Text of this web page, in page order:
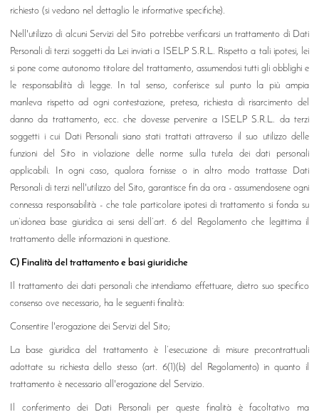
richiesto (si vedano nel dettaglio le informative specifiche).
Nell'utilizzo di alcuni Servizi del Sito potrebbe verificarsi un trattamento di Dati
Personali di terzi soggetti da Lei inviati a ISELP S.R.L. Rispetto a tali ipotesi, lei
si pone come autonomo titolare del trattamento, assumendosi tutti gli obblighi e
le responsabilità di legge. In tal senso, conferisce sul punto la più ampia
manleva rispetto ad ogni contestazione, pretesa, richiesta di risarcimento del
danno da trattamento, ecc. che dovesse pervenire a ISELP S.R.L. da terzi
soggetti i cui Dati Personali siano stati trattati attraverso il suo utilizzo delle
funzioni del Sito in violazione delle norme sulla tutela dei dati personali
applicabili. In ogni caso, qualora fornisse o in altro modo trattasse Dati
Personali di terzi nell'utilizzo del Sito, garantisce fin da ora - assumendosene ogni
connessa responsabilità - che tale particolare ipotesi di trattamento si fonda su
un’idonea base giuridica ai sensi dell’art. 6 del Regolamento che legittima il
trattamento delle informazioni in questione.
C) Finalità del trattamento e basi giuridiche
Il trattamento dei dati personali che intendiamo effettuare, dietro suo specifico
consenso ove necessario, ha le seguenti finalità:
Consentire l'erogazione dei Servizi del Sito;
La base giuridica del trattamento è l’esecuzione di misure precontrattuali
adottate su richiesta dello stesso (art. 6(1)(b) del Regolamento) in quanto il
trattamento è necessario all'erogazione del Servizio.
Il conferimento dei Dati Personali per queste finalità è facoltativo ma